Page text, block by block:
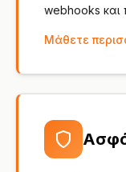
webhooks και
Μάθετε